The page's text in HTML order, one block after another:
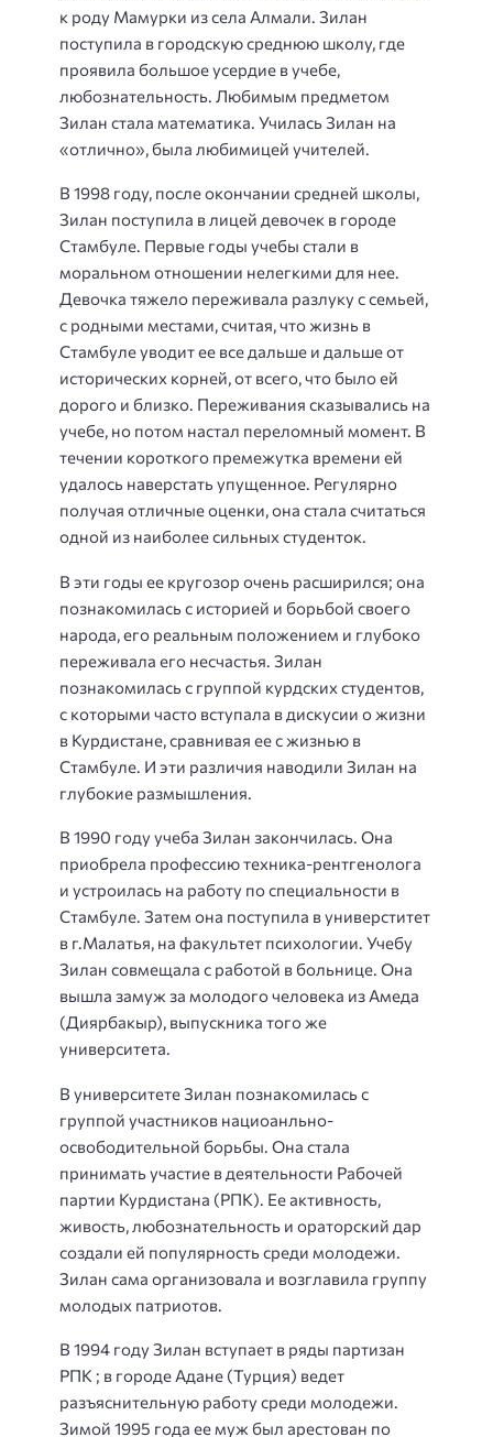
к роду Мамурки из села Алмали. Зилан
поступила в городскую среднюю школу, где
проявила большое усердие в учебе,
любознательность. Любимым предметом
Зилан стала математика. Училась Зилан на
«отлично», была любимицей учителей.
В 1998 году, после окончании средней школы,
Зилан поступила в лицей девочек в городе
Стамбуле. Первые годы учебы стали в
моральном отношении нелегкими для нее.
Девочка тяжело переживала разлуку с семьей,
с родными местами, считая, что жизнь в
Стамбуле уводит ее все дальше и дальше от
исторических корней, от всего, что было ей
дорого и близко. Переживания сказывались на
учебе, но потом настал переломный момент. В
течении короткого премежутка времени ей
удалось наверстать упущенное. Регулярно
получая отличные оценки, она стала считаться
одной из наиболее сильных студенток.
В эти годы ее кругозор очень расширился; она
познакомилась с историей и борьбой своего
народа, его реальным положением и глубоко
переживала его несчастья. Зилан
познакомилась с группой курдских студентов,
с которыми часто вступала в дискусии о жизни
в Курдистане, сравнивая ее с жизнью в
Стамбуле. И эти различия наводили Зилан на
глубокие размышления.
В 1990 году учеба Зилан закончилась. Она
приобрела профессию техника-рентгенолога
и устроилась на работу по специальности в
Стамбуле. Затем она поступила в универститет
в г.Малатья, на факультет психологии. Учебу
Зилан совмещала с работой в больнице. Она
вышла замуж за молодого человека из Амеда
(Диярбакыр), выпускника того же
университета.
В университете Зилан познакомилась с
группой участников нациоанльно-
освободительной борьбы. Она стала
принимать участие в деятельности Рабочей
партии Курдистана (РПК). Ее активность,
живость, любознательность и ораторский дар
создали ей популярность среди молодежи.
Зилан сама организовала и возглавила группу
молодых патриотов.
В 1994 году Зилан вступает в ряды партизан
РПК ; в городе Адане (Турция) ведет
разъяснительную работу среди молодежи.
Зимой 1995 года ее муж был арестован по